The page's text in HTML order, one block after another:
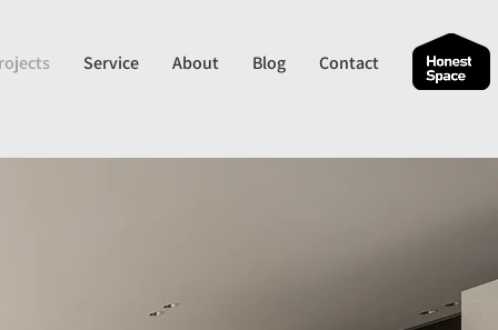
Service About Blog Contact